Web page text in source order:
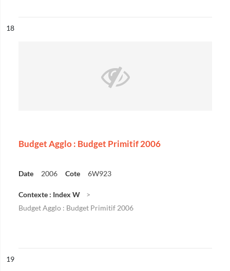
n°
18
Budget Agglo : Budget Primitif 2006
Date 2006 Cote 6W923
Contexte : Index W
Budget Agglo : Budget Primitif 2006
n°
19